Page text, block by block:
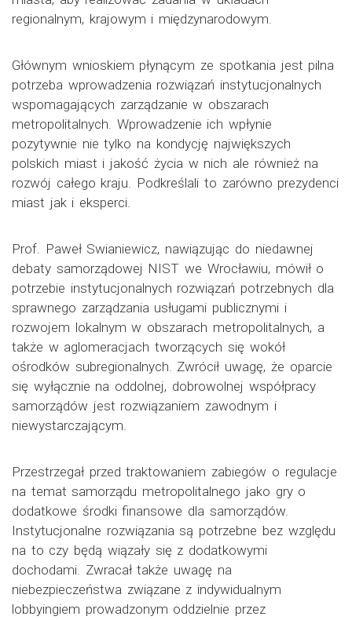
regionalnym, krajowym i międzynarodowym.
Głównym wnioskiem płynącym ze spotkania jest pilna
potrzeba wprowadzenia rozwiązań instytucjonalnych
wspomagających zarządzanie w obszarach
metropolitalnych. Wprowadzenie ich wpłynie
pozytywnie nie tylko na kondycję największych
polskich miast i jakość życia w nich ale również na
rozwój całego kraju. Podkreślali to zarówno prezydenci
miast jak i eksperci.
Prof. Paweł Swianiewicz, nawiązując do niedawnej
debaty samorządowej NIST we Wrocławiu, mówił o
potrzebie instytucjonalnych rozwiązań potrzebnych dla
sprawnego zarządzania usługami publicznymi i
rozwojem lokalnym w obszarach metropolitalnych, a
także w aglomeracjach tworzących się wokół
ośrodków subregionalnych. Zwrócił uwagę, że oparcie
się wyłącznie na oddolnej, dobrowolnej współpracy
samorządów jest rozwiązaniem zawodnym i
niewystarczającym.
Przestrzegał przed traktowaniem zabiegów o regulacje
na temat samorządu metropolitalnego jako gry o
dodatkowe środki finansowe dla samorządów.
Instytucjonalne rozwiązania są potrzebne bez względu
na to czy będą wiązały się z dodatkowymi
dochodami. Zwracał także uwagę na
niebezpieczeństwa związane z indywidualnym
lobbyingiem prowadzonym oddzielnie przez